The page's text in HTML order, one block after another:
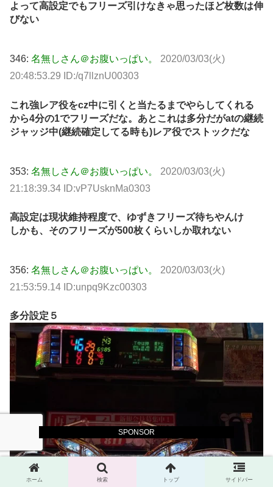
SPONSOR
よって高設定でもフリーズ引けなきゃ思ったほど枚数は伸
びない
346: 名無しさん＠お腹いっぱい。
2020/03/03(火)
20:48:53.29 ID:/q7llznU00303
これ強レア役をcz中に引くと当たるまでやらしてくれる
から4分の1でフリーズだな。あとこれは多分だがatの継続
ジャッジ中(継続確定してる時も)レア役でストックだな
353: 名無しさん＠お腹いっぱい。
2020/03/03(火)
21:18:39.34 ID:vP7UsknMa0303
高設定は現状維持程度で、ゆずきフリーズ待ちやんけ
しかも、そのフリーズが500枚くらいしか取れない
356: 名無しさん＠お腹いっぱい。
2020/03/03(火)
21:53:59.14 ID:unpq9Kzc00303
多分設定５
ホーム 検索 トップ サイドバー